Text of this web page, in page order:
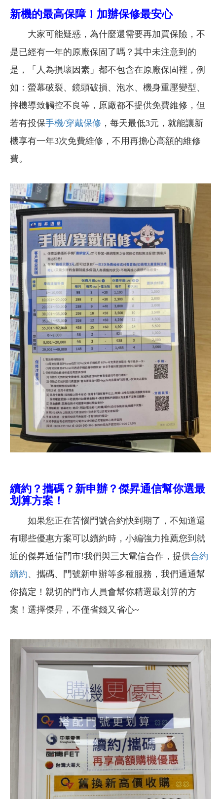
新機的最高保障！加辦保修最安心
大家可能疑惑，為什麼還需要再加買保險，不
是已經有一年的原廠保固了嗎？其中未注意到的
是，「人為損壞因素」都不包含在原廠保固裡，例
如：螢幕破裂、鏡頭破損、泡水、機身重壓變型、
摔機導致觸控不良等，原廠都不提供免費維修，但
若有投保手機/穿戴保修 ，每天最低3元，就能讓新
機享有一年3次免費維修，不用再擔心高額的維修
費。
續約？攜碼？新申辦？傑昇通信幫你選最
划算方案！
如果您正在苦惱門號合約快到期了，不知道還
有哪些優惠方案可以續約時，小編強力推薦您到就
近的傑昇通信門市!我們與三大電信合作，提供合約
續約、攜碼、門號新申辦等多種服務，我們通通幫
你搞定！親切的門市人員會幫你精選最划算的方
案！選擇傑昇，不僅省錢又省心~